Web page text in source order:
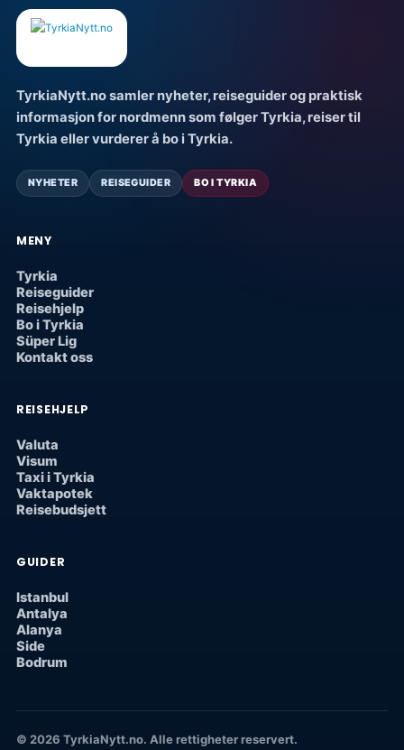
TyrkiaNytt.no samler nyheter, reiseguider og praktisk
informasjon for nordmenn som følger Tyrkia, reiser til
Tyrkia eller vurderer å bo i Tyrkia.
NYHETER REISEGUIDER BO I TYRKIA
MENY
Tyrkia
Reiseguider
Reisehjelp
Bo i Tyrkia
Süper Lig
Kontakt oss
REISEHJELP
Valuta
Visum
Taxi i Tyrkia
Vaktapotek
Reisebudsjett
GUIDER
Istanbul
Antalya
Alanya
Side
Bodrum
© 2026 TyrkiaNytt.no. Alle rettigheter reservert.